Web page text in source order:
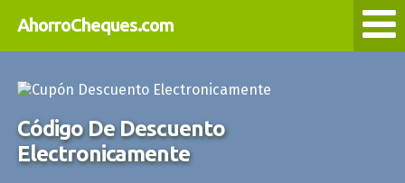
AhorroCheques.com
Código De Descuento
Electronicamente